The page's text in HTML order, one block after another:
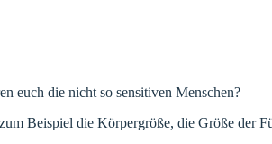
euch die nicht so sensitiven Menschen?
Beispiel die Körpergröße, die Größe der